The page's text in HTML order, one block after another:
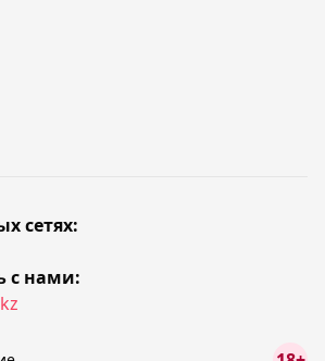
сетях:
с нами: